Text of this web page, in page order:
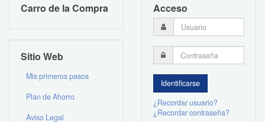
Carro de la Compra
Sitio Web
Mis primeros pasos
Plan de Ahorro
Aviso Legal
Acceso
¿Recordar usuario?
¿Recordar contraseña?